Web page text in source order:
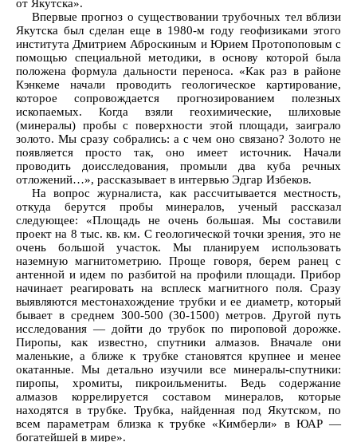
от Якутска».
Впервые прогноз о существовании трубочных тел вблизи
Якутска был сделан еще в 1980-м году геофизиками этого
института Дмитрием Аброскиным и Юрием Протопоповым с
помощью специальной методики, в основу которой была
положена формула дальности переноса. «Как раз в районе
Кэнкеме начали проводить геологическое картирование,
которое сопровождается прогнозированием полезных
ископаемых. Когда взяли геохимические, шлиховые
(минералы) пробы с поверхности этой площади, заиграло
золото. Мы сразу собрались: а с чем оно связано? Золото не
появляется просто так, оно имеет источник. Начали
проводить доисследования, промыли два куба речных
отложений…», рассказывает в интервью Эдгар Избеков.
На вопрос журналиста, как рассчитывается местность,
откуда берутся пробы минералов, ученый рассказал
следующее: «Площадь не очень большая. Мы составили
проект на 8 тыс. кв. км. С геологической точки зрения, это не
очень большой участок. Мы планируем использовать
наземную магнитометрию. Проще говоря, берем ранец с
антенной и идем по разбитой на профили площади. Прибор
начинает реагировать на всплеск магнитного поля. Сразу
выявляются местонахождение трубки и ее диаметр, который
бывает в среднем 300-500 (30-1500) метров. Другой путь
исследования — дойти до трубок по пироповой дорожке.
Пиропы, как известно, спутники алмазов. Вначале они
маленькие, а ближе к трубке становятся крупнее и менее
окатанные. Мы детально изучили все минералы-спутники:
пиропы, хромиты, пикроильмениты. Ведь содержание
алмазов коррелируется составом минералов, которые
находятся в трубке. Трубка, найденная под Якутском, по
всем параметрам близка к трубке «Кимберли» в ЮАР —
богатейшей в мире».